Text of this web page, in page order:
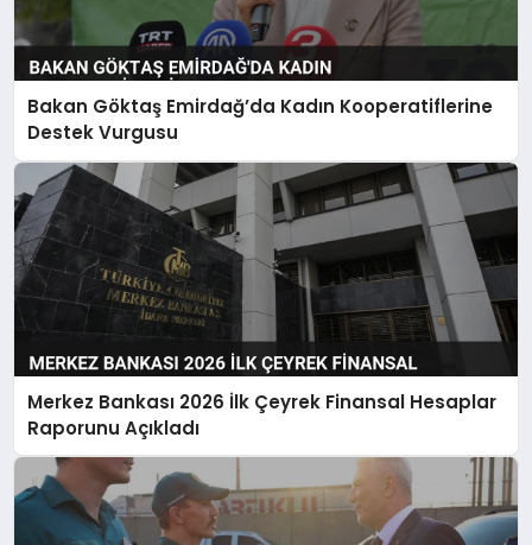
Bakan Göktaş Emirdağ’da Kadın Kooperatiflerine
Destek Vurgusu
Merkez Bankası 2026 İlk Çeyrek Finansal Hesaplar
Raporunu Açıkladı